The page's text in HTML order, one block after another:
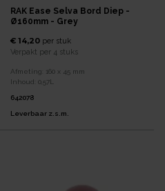
RAK Ease Selva Bord Diep -
Ø160mm - Grey
€ 14,20 per stuk
Verpakt per 4 stuks
Afmeting: 160 x 45 mm
Inhoud: 0,57L
642078
Leverbaar z.s.m.